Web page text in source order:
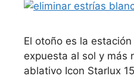
El otoño es la
expuesta al sol y más
ablativo Icon Starlux